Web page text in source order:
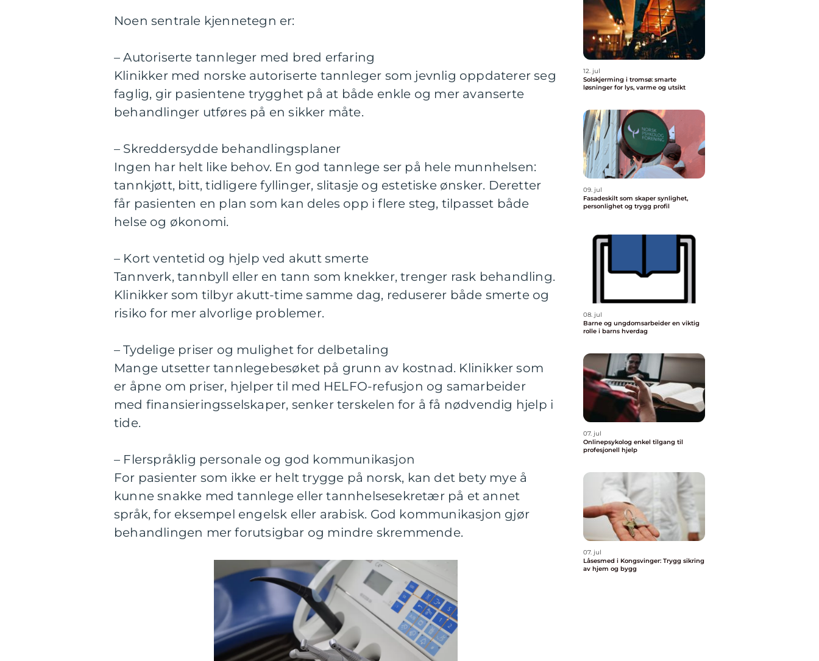
Noen sentrale kjennetegn er:
– Autoriserte tannleger med bred erfaring
Klinikker med norske autoriserte tannleger som jevnlig oppdaterer seg
faglig, gir pasientene trygghet på at både enkle og mer avanserte
behandlinger utføres på en sikker måte.
– Skreddersydde behandlingsplaner
Ingen har helt like behov. En god tannlege ser på hele munnhelsen:
tannkjøtt, bitt, tidligere fyllinger, slitasje og estetiske ønsker. Deretter
får pasienten en plan som kan deles opp i flere steg, tilpasset både
helse og økonomi.
– Kort ventetid og hjelp ved akutt smerte
Tannverk, tannbyll eller en tann som knekker, trenger rask behandling.
Klinikker som tilbyr akutt-time samme dag, reduserer både smerte og
risiko for mer alvorlige problemer.
– Tydelige priser og mulighet for delbetaling
Mange utsetter tannlegebesøket på grunn av kostnad. Klinikker som
er åpne om priser, hjelper til med HELFO-refusjon og samarbeider
med finansieringsselskaper, senker terskelen for å få nødvendig hjelp i
tide.
– Flerspråklig personale og god kommunikasjon
For pasienter som ikke er helt trygge på norsk, kan det bety mye å
kunne snakke med tannlege eller tannhelsesekretær på et annet
språk, for eksempel engelsk eller arabisk. God kommunikasjon gjør
behandlingen mer forutsigbar og mindre skremmende.
12. jul
Solskjerming i tromsø: smarte
løsninger for lys, varme og utsikt
09. jul
Fasadeskilt som skaper synlighet,
personlighet og trygg profil
08. jul
Barne og ungdomsarbeider en viktig
rolle i barns hverdag
07. jul
Onlinepsykolog enkel tilgang til
profesjonell hjelp
07. jul
Låsesmed i Kongsvinger: Trygg sikring
av hjem og bygg